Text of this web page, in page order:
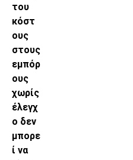
του
κόστ
ους
στους
εμπόρ
ους
χωρίς
έλεγχ
ο δεν
μπορε
ί να